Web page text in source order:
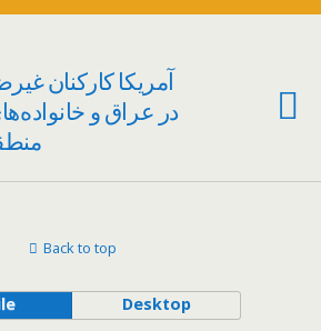
آمریکا کارکنان
در عراق و
Back to top
Desktop